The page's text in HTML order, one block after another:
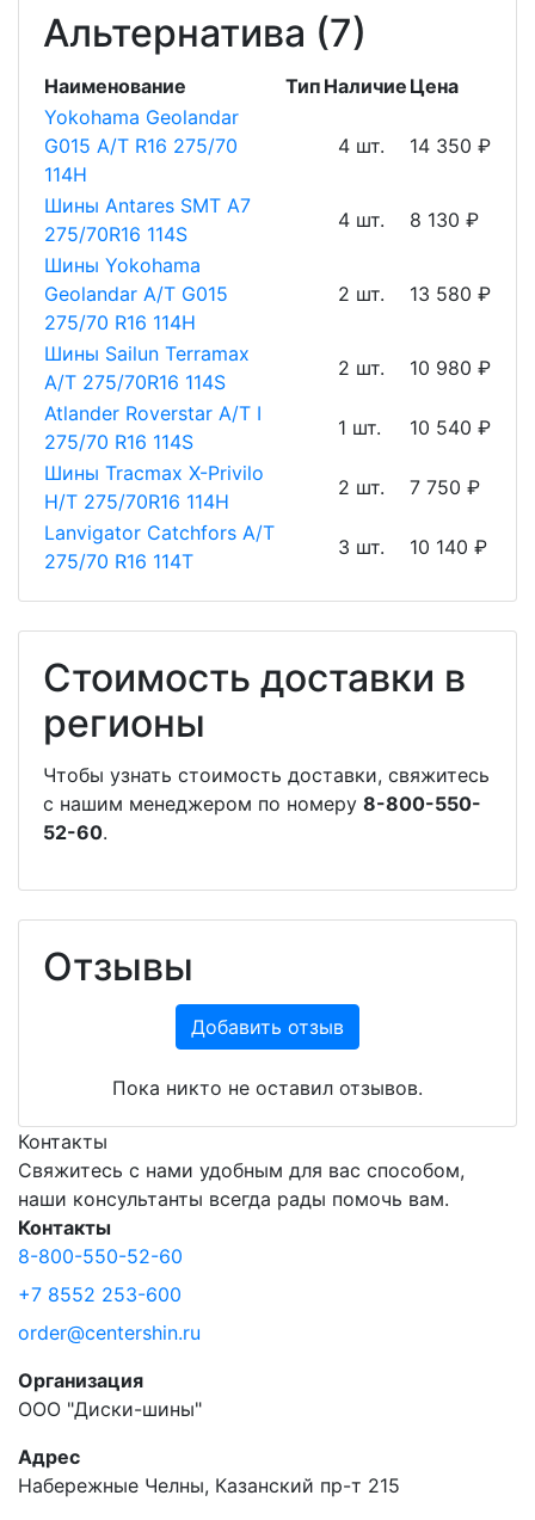
Альтернатива (7)
Наименование Тип Наличие Цена
Yokohama Geolandar
G015 A/T R16 275/70
114H
4 шт. 14 350 ₽
Шины Antares SMT A7
275/70R16 114S
4 шт.
8 130 ₽
Шины Yokohama
Geolandar A/T G015
275/70 R16 114H
2 шт. 13 580 ₽
Шины Sailun Terramax
A/T 275/70R16 114S
2 шт.
10 980 ₽
Atlander Roverstar A/T I
275/70 R16 114S
1 шт.
10 540 ₽
Шины Tracmax X-Privilo
H/T 275/70R16 114H
2 шт.
7 750 ₽
Lanvigator Catchfors A/T
275/70 R16 114T
3 шт. 10 140 ₽
Стоимость доставки в
регионы
Чтобы узнать стоимость доставки, свяжитесь
с нашим менеджером по номеру 8-800-550-
52-60.
Отзывы
Добавить отзыв
Пока никто не оставил отзывов.
Контакты
Свяжитесь с нами удобным для вас способом,
наши консультанты всегда рады помочь вам.
Контакты
8-800-550-52-60
+7 8552 253-600
order@centershin.ru
Организация
ООО "Диски-шины"
Адрес
Набережные Челны, Казанский пр-т 215